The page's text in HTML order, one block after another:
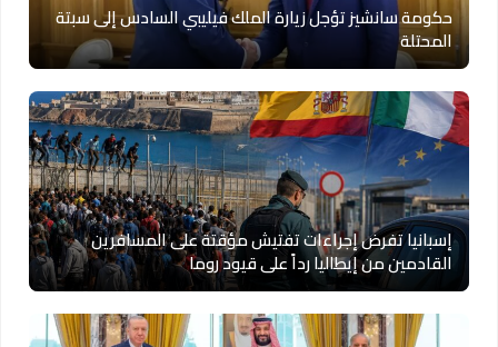
حكومة سانشيز تؤجل زيارة الملك فيليبي السادس إلى سبتة
المحتلة
إسبانيا تفرض إجراءات تفتيش مؤقتة على المسافرين
القادمين من إيطاليا رداً على قيود روما